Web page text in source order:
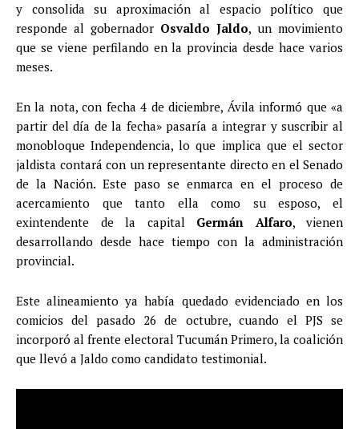
y consolida su aproximación al espacio político que
responde al gobernador Osvaldo Jaldo, un movimiento
que se viene perfilando en la provincia desde hace varios
meses.
En la nota, con fecha 4 de diciembre, Ávila informó que «a
partir del día de la fecha» pasaría a integrar y suscribir al
monobloque Independencia, lo que implica que el sector
jaldista contará con un representante directo en el Senado
de la Nación. Este paso se enmarca en el proceso de
acercamiento que tanto ella como su esposo, el
exintendente de la capital Germán Alfaro, vienen
desarrollando desde hace tiempo con la administración
provincial.
Este alineamiento ya había quedado evidenciado en los
comicios del pasado 26 de octubre, cuando el PJS se
incorporó al frente electoral Tucumán Primero, la coalición
que llevó a Jaldo como candidato testimonial.